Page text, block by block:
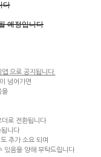
다
예정입니다
으로 공지됩니다.
넘어가면
을
로 전환됩니다
니다
추가 소요 되며
있음을 양해 부탁드립니다